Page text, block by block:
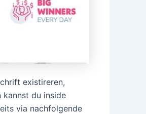
existireren,
kannst du inside
via nachfolgende